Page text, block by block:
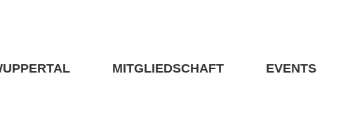
MITGLIEDSCHAFT EVENTS